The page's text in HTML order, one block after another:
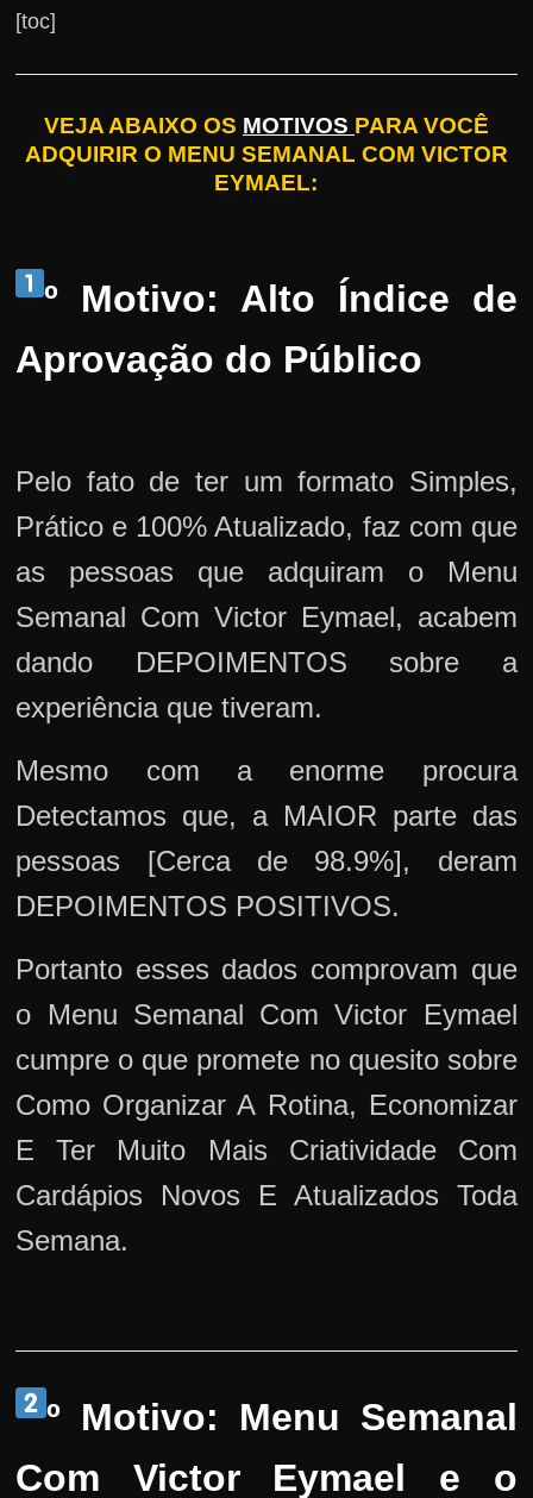
[toc]
VEJA ABAIXO OS MOTIVOS PARA VOCÊ
ADQUIRIR O MENU SEMANAL COM VICTOR
EYMAEL:
º Motivo: Alto Índice de
Aprovação do Público
Pelo fato de ter um formato Simples,
Prático e 100% Atualizado, faz com que
as pessoas que adquiram o Menu
Semanal Com Victor Eymael, acabem
dando DEPOIMENTOS sobre a
experiência que tiveram.
Mesmo com a enorme procura
Detectamos que, a MAIOR parte das
pessoas [Cerca de 98.9%], deram
DEPOIMENTOS POSITIVOS.
Portanto esses dados comprovam que
o Menu Semanal Com Victor Eymael
cumpre o que promete no quesito sobre
Como Organizar A Rotina, Economizar
E Ter Muito Mais Criatividade Com
Cardápios Novos E Atualizados Toda
Semana.
º Motivo: Menu Semanal
Com Victor Eymael e o